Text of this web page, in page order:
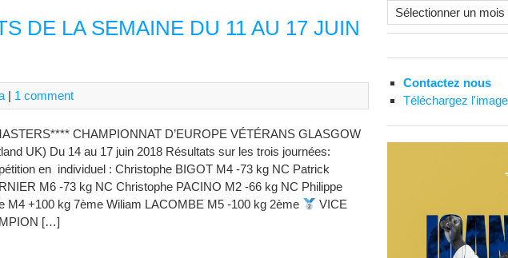
DE LA SEMAINE DU 11 AU 17 JUIN
| 1 comment
CHAMPIONNAT D’EUROPE VÉTÉRANS GLASGOW
UK) Du 14 au 17 juin 2018 Résultats sur les trois journées:
en individuel : Christophe BIGOT M4 -73 kg NC Patrick
M6 -73 kg NC Christophe PACINO M2 -66 kg NC Philippe
M4 +100 kg 7ème Wiliam LACOMBE M5 -100 kg 2ème
VICE
[…]
Archives
Contactez nous
Téléchargez l'image